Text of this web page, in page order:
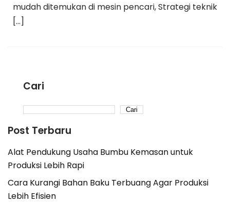
mudah ditemukan di mesin pencari, Strategi teknik
[…]
Cari
Cari
Post Terbaru
Alat Pendukung Usaha Bumbu Kemasan untuk
Produksi Lebih Rapi
Cara Kurangi Bahan Baku Terbuang Agar Produksi
Lebih Efisien